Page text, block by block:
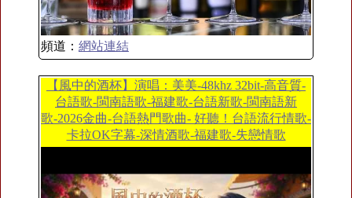
頻道： 網站連結
【風中的酒杯】演唱：美美-48khz 32bit-高音質-
台語歌-閩南語歌-福建歌-台語新歌-閩南語新
歌-2026金曲-台語熱門歌曲- 好聽！台語流行情歌-
卡拉OK字幕-深情酒歌-福建歌-失戀情歌